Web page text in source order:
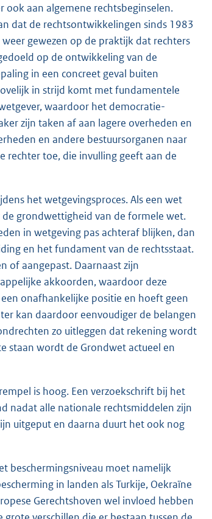
ook aan algemene rechtsbeginselen.
dat de rechtsontwikkelingen sinds 1983
gewezen op de praktijk dat rechters
op de ontwikkeling van de
in een concreet geval buiten
in strijd komt met fundamentele
waardoor het democratie-
zijn taken af aan lagere overheden en
en andere bestuursorganen naar
rechter toe, die invulling geeft aan de
het wetgevingsproces. Als een wet
grondwettigheid van de formele wet.
in wetgeving pas achteraf blijken, dan
en het fundament van de rechtsstaat.
of aangepast. Daarnaast zijn
akkoorden, waardoor deze
onafhankelijke positie en hoeft geen
kan daardoor eenvoudiger de belangen
zo uitleggen dat rekening wordt
staan wordt de Grondwet actueel en
is hoog. Een verzoekschrift bij het
nadat alle nationale rechtsmiddelen zijn
uitgeput en daarna duurt het ook nog
beschermingsniveau moet namelijk
in landen als Turkije, Oekraïne
Gerechtshoven wel invloed hebben